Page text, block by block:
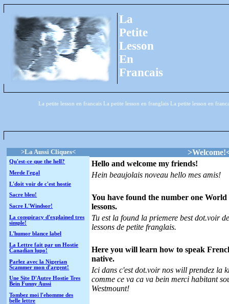
La
Petite
Lesson
En
Francais
La petite lesson en francais La petite lesson en franglais La petite lesson en
>La Aussi Cliques<
Qu'est-ce que the hell?
Merde l'egal
L'doit voir de c'est hostie
Sacre bleu!
Sacre L'Windsor!
La conspiracy d'explained tres
simple!
L'humor blance label
La Lettre fait par un Hostie
Canadian lupo!
Parlez avec la Nigerian
Scammer mon d'argent!
Une Site D'Autre Hostie Tres
Bein Funny Aussi
Tombez moi l'ehomme des
belle lettre
Hello and welcome my friends!
Hein beaujolais noveau hello mes amis!
You have found the number one
lessons.
Tu est la found la priemere best dot.voir
lessons de petite franglais.
Here you will learn how to speak
native.
Ici dans c'est dot.voir nos will prendez la
comme ce va ca va bein merci habitant
Westmount!